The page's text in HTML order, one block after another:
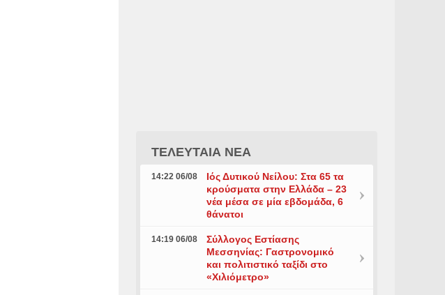
ΤΕΛΕΥΤΑΙΑ ΝΕΑ
14:22 06/08
Ιός Δυτικού Νείλου: Στα 65 τα
κρούσματα στην Ελλάδα – 23
νέα μέσα σε μία εβδομάδα, 6
θάνατοι
14:19 06/08
Σύλλογος Εστίασης
Μεσσηνίας: Γαστρονομικό
και πολιτιστικό ταξίδι στο
«Χιλιόμετρο»